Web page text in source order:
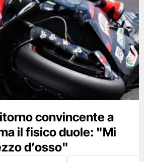
convincente a
il fisico duole: "Mi
d’osso"